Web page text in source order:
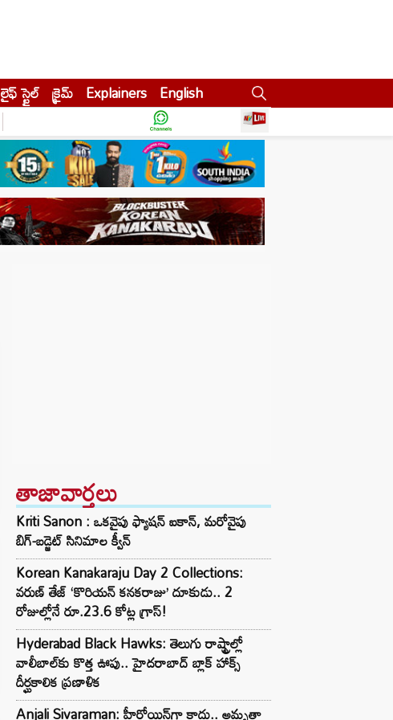
లైఫ్ స్టైల్ క్రైమ్ Explainers English
తాజావార్తలు
Kriti Sanon : ఒకవైపు ఫ్యాషన్ ఐకాన్, మరోవైపు
బిగ్-బడ్జెట్ సినిమాల క్వీన్
Korean Kanakaraju Day 2 Collections:
వరుణ్ తేజ్ ‘కొరియన్ కనకరాజు’ దూకుడు.. 2
రోజుల్లోనే రూ.23.6 కోట్ల గ్రాస్!
Hyderabad Black Hawks: తెలుగు రాష్ట్రాల్లో
వాలీబాల్‌కు కొత్త ఊపు.. హైదరాబాద్ బ్లాక్ హాక్స్
దీర్ఘకాలిక ప్రణాళిక
Anjali Sivaraman: హీరోయిన్‌గా కాదు.. అమృతా